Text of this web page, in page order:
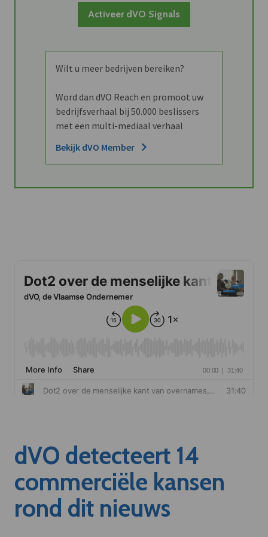
Activeer dVO Signals
Wilt u meer bedrijven bereiken?
Word dan dVO Reach en promoot uw
bedrijfsverhaal bij 50.000 beslissers
met een multi-mediaal verhaal
Bekijk dVO Member
dVO detecteert 14
commerciële kansen
rond dit nieuws